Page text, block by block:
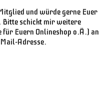
und würde gerne Euer
Bitte schickt mir weitere
Euern Onlineshop o.Ä.) an
Adresse.